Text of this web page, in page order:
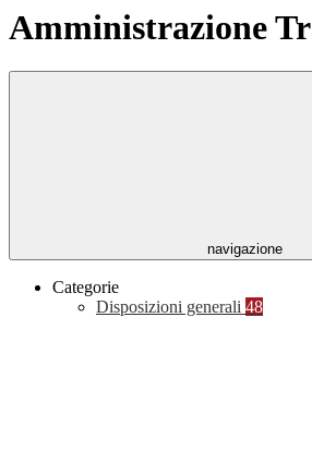
Amministrazione
navigazione
Categorie
Disposizioni generali 48